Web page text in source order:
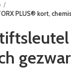
PLUS® kort,